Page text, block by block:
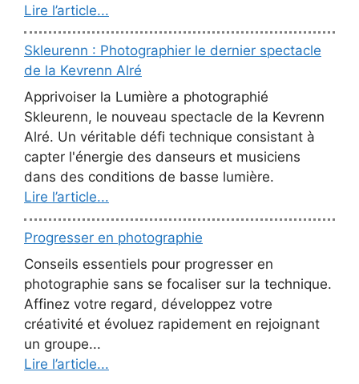
Lire l’article...
Skleurenn : Photographier le dernier spectacle
de la Kevrenn Alré
Apprivoiser la Lumière a photographié
Skleurenn, le nouveau spectacle de la Kevrenn
Alré. Un véritable défi technique consistant à
capter l'énergie des danseurs et musiciens
dans des conditions de basse lumière.
Lire l’article...
Progresser en photographie
Conseils essentiels pour progresser en
photographie sans se focaliser sur la technique.
Affinez votre regard, développez votre
créativité et évoluez rapidement en rejoignant
un groupe...
Lire l’article...